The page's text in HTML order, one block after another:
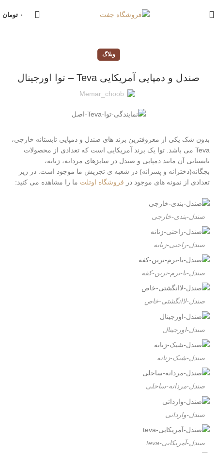
۰ تومان
وبلاگ
صندل و دمپایی آمریکایی Teva – توا اورجینال
Memar_choob
بدون شک یکی از معروفترین برند های صندل و دمپایی تابستانه خارجی،
Teva می باشد. توا یک برند آمریکایی است که تعدادی از محصولات
تابستانی آن مانند دمپایی و صندل در سایزهای مردانه، زنانه،
بچگانه(دخترانه و پسرانه) در شعبه ی تجریش ما موجود است. در زیر
تعدادی از نمونه های موجود در فروشگاه اوتلت ما را مشاهده می کنید:
صندل-بندی-خارجی
صندل-راحتی-زنانه
صندل-با-نرم-ترین-کفه
صندل-لاانگشتی-خاص
صندل-اورجینال
صندل-شیک-زنانه
صندل-مردانه-ساحلی
صندل-وارداتی
صندل-آمریکایی-teva